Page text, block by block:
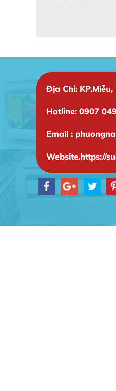
Địa Chỉ:
Hotline: 0907
Email :
Website.https://